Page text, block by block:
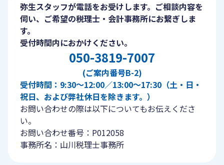
弥生スタッフが電話をお受けします。ご相談内容を
伺い、ご希望の税理士・会計事務所にお繋ぎしま
す。
受付時間内におかけください。
050-3819-7007
(ご案内番号B-2)
受付時間：9:30〜12:00／13:00〜17:30（土・日・
祝日、および弊社休日を除きます。）
お問い合わせの際は以下についてもお伝えくださ
い。
お問い合わせ番号：P012058
事務所名：山川税理士事務所